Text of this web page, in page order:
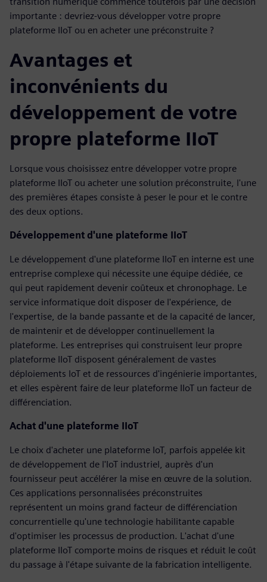
importante : devriez-vous développer votre propre
plateforme IIoT ou en acheter une préconstruite ?
Avantages et
inconvénients du
développement de votre
propre plateforme IIoT
Lorsque vous choisissez entre développer votre propre
plateforme IIoT ou acheter une solution préconstruite, l'une
des premières étapes consiste à peser le pour et le contre
des deux options.
Développement d'une plateforme IIoT
Le développement d'une plateforme IIoT en interne est une
entreprise complexe qui nécessite une équipe dédiée, ce
qui peut rapidement devenir coûteux et chronophage. Le
service informatique doit disposer de l'expérience, de
l'expertise, de la bande passante et de la capacité de lancer,
de maintenir et de développer continuellement la
plateforme. Les entreprises qui construisent leur propre
plateforme IIoT disposent généralement de vastes
déploiements IoT et de ressources d'ingénierie importantes,
et elles espèrent faire de leur plateforme IIoT un facteur de
différenciation.
Achat d'une plateforme IIoT
Le choix d'acheter une plateforme IoT, parfois appelée kit
de développement de l'IoT industriel, auprès d'un
fournisseur peut accélérer la mise en œuvre de la solution.
Ces applications personnalisées préconstruites
représentent un moins grand facteur de différenciation
concurrentielle qu'une technologie habilitante capable
d'optimiser les processus de production. L'achat d'une
plateforme IIoT comporte moins de risques et réduit le coût
du passage à l'étape suivante de la fabrication intelligente.